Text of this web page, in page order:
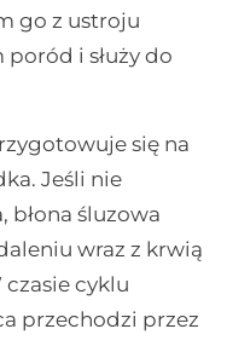
go z ustroju
i służy do
się na
Jeśli nie
błona śluzowa
wraz z krwią
czasie cyklu
przechodzi przez